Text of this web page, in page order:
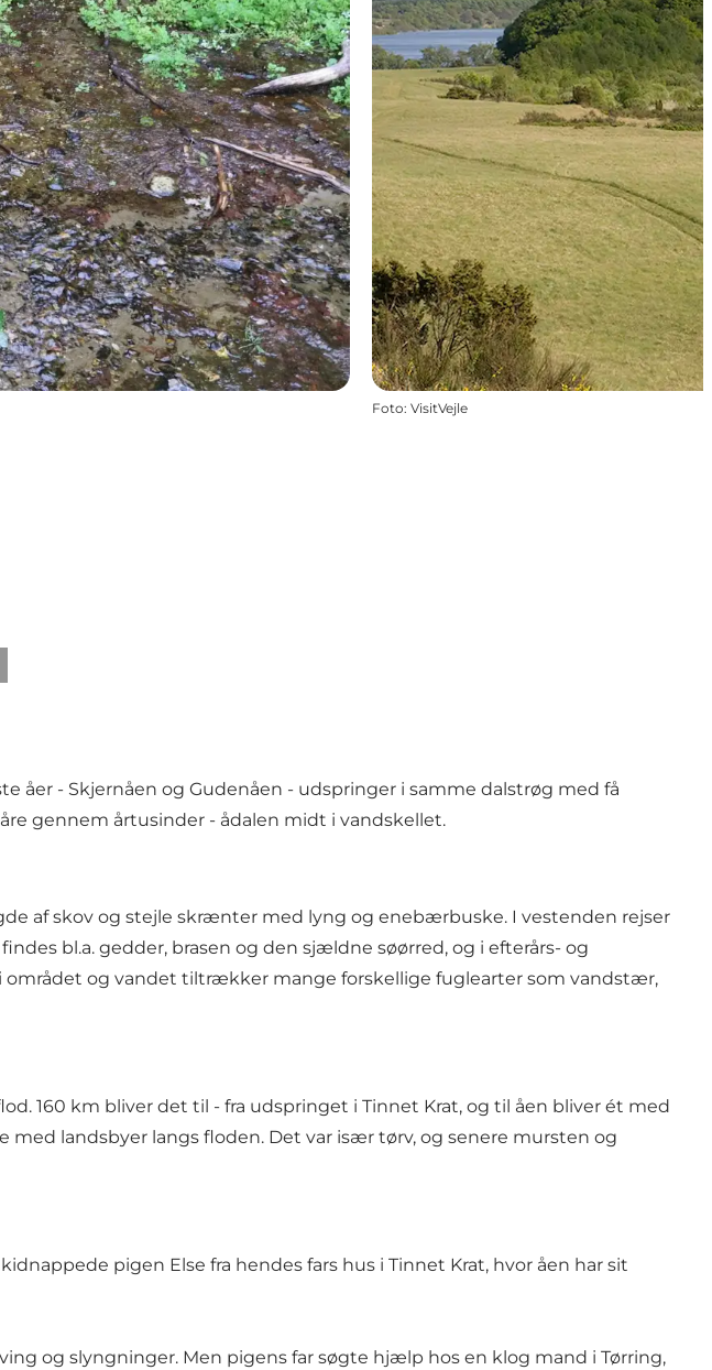
Foto: VisitVejle
- Skjernåen og Gudenåen - udspringer i samme dalstrøg med få
gennem årtusinder - ådalen midt i vandskellet.
af skov og stejle skrænter med lyng og enebærbuske. I vestenden rejser
bl.a. gedder, brasen og den sjældne søørred, og i efterårs- og
og vandet tiltrækker mange forskellige fuglearter som vandstær,
160 km bliver det til - fra udspringet i Tinnet Krat, og til åen bliver ét med
landsbyer langs floden. Det var især tørv, og senere mursten og
pigen Else fra hendes fars hus i Tinnet Krat, hvor åen har sit
og slyngninger. Men pigens far søgte hjælp hos en klog mand i Tørring,